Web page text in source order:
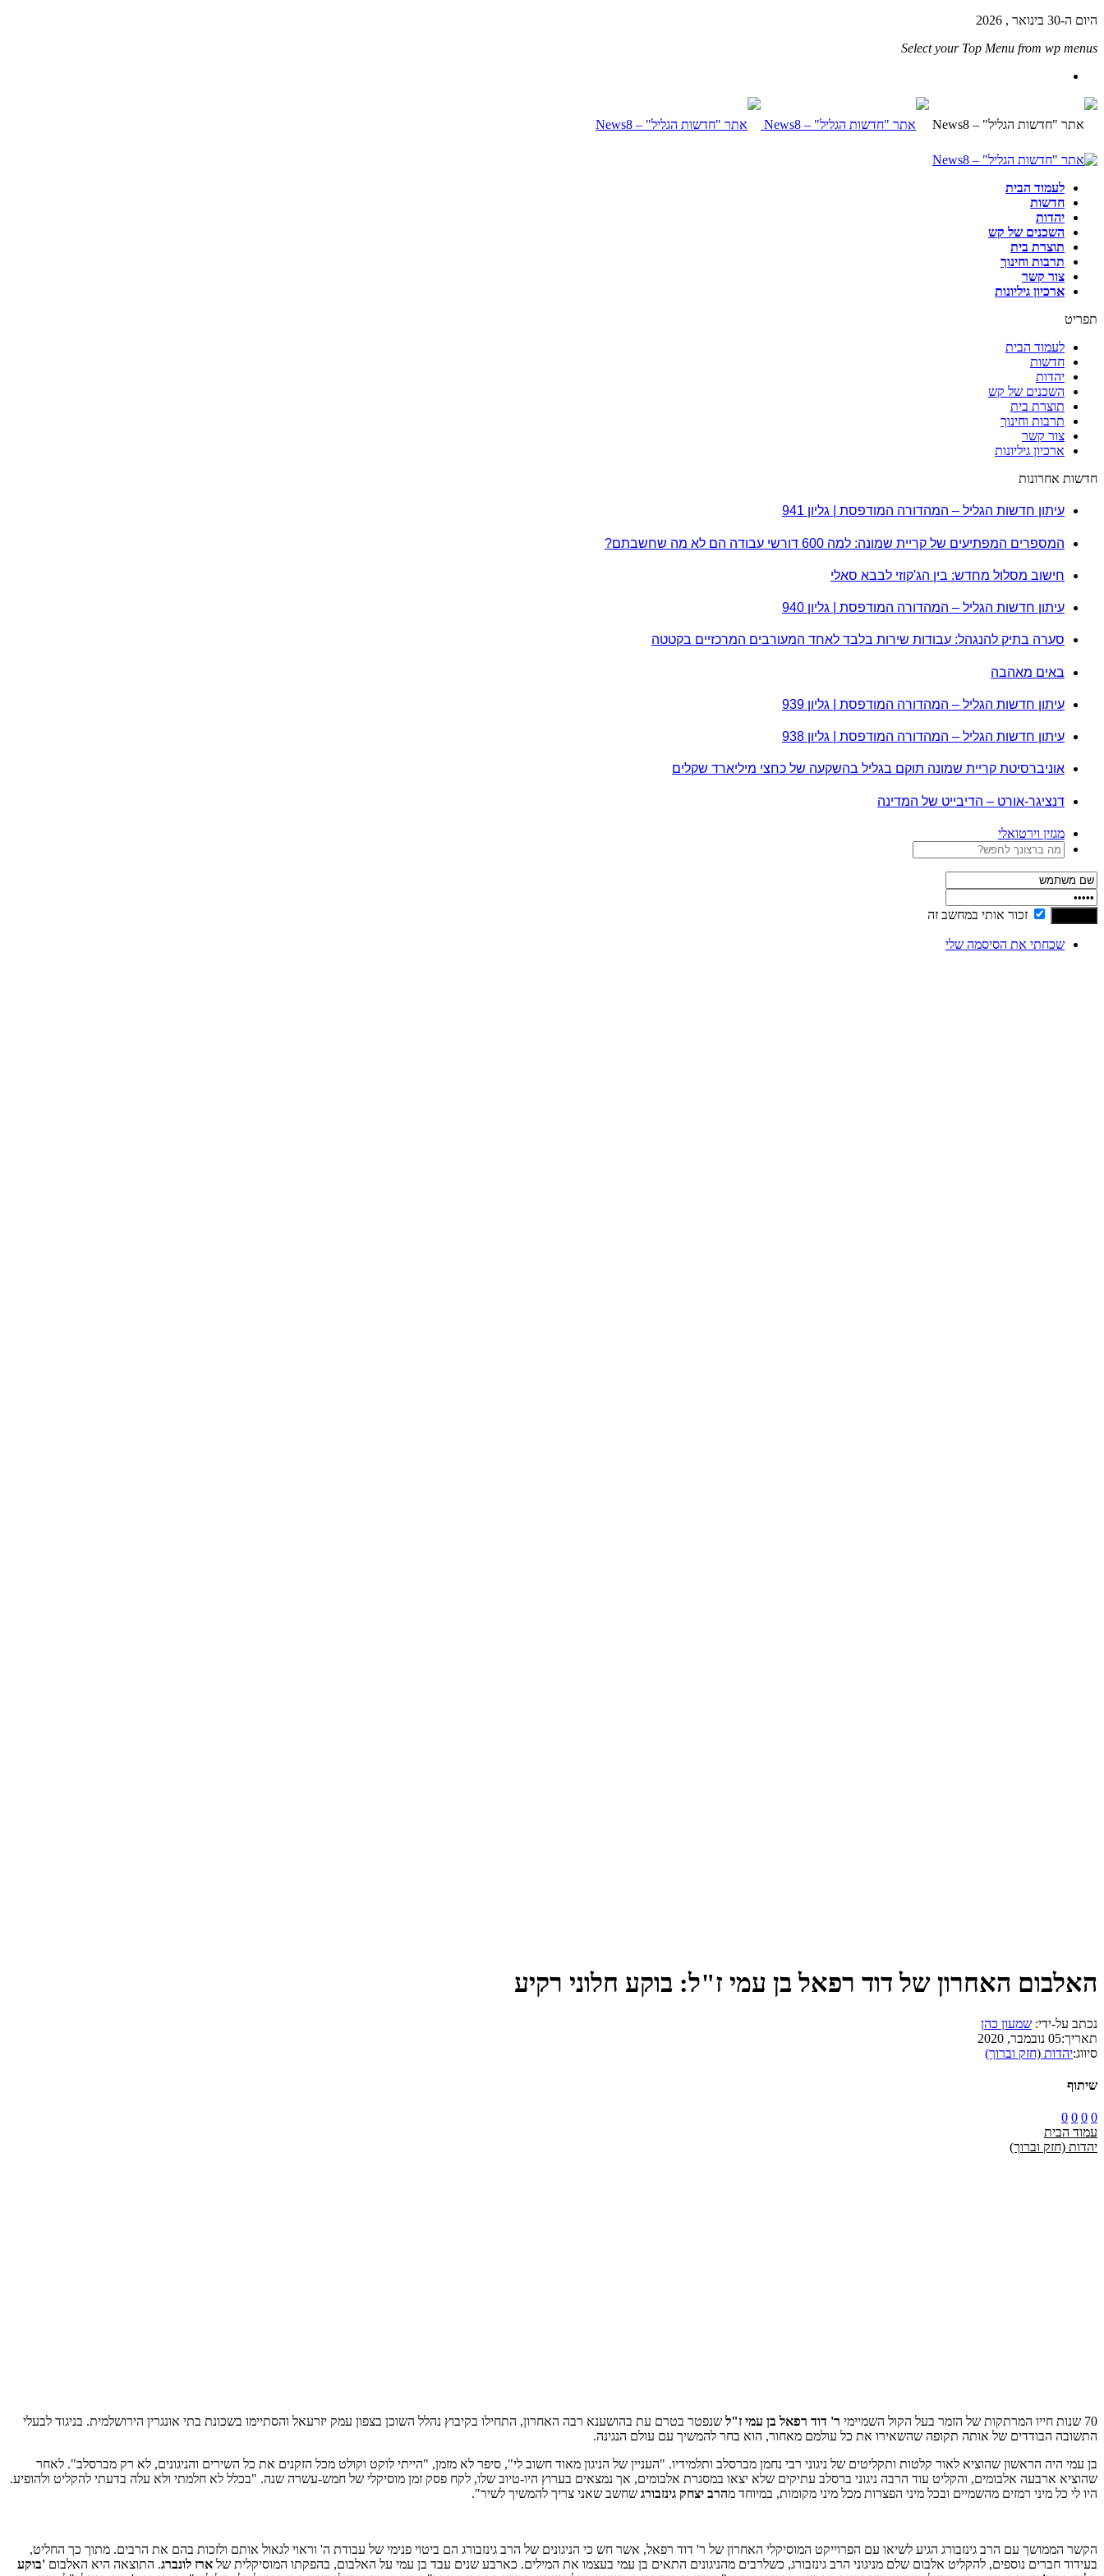
היום ה-30 בינואר , 2026
Select your Top Menu from wp menus
לעמוד הבית
חדשות
יהדות
השכנים של קש
תוצרת בית
תרבות וחינוך
צור קשר
ארכיון גיליונות
תפריט
לעמוד הבית
חדשות
יהדות
השכנים של קש
תוצרת בית
תרבות וחינוך
צור קשר
ארכיון גיליונות
חדשות אחרונות
עיתון חדשות הגליל – המהדורה המודפסת | גליון 941
המספרים המפתיעים של קריית שמונה: למה 600 דורשי עבודה הם לא מה שחשבתם?
חישוב מסלול מחדש: בין הג'קוזי לבבא סאלי
עיתון חדשות הגליל – המהדורה המודפסת | גליון 940
סערה בתיק להנגהל: עבודות שירות בלבד לאחד המעורבים המרכזיים בקטטה
באים מאהבה
עיתון חדשות הגליל – המהדורה המודפסת | גליון 939
עיתון חדשות הגליל – המהדורה המודפסת | גליון 938
אוניברסיטת קריית שמונה תוקם בגליל בהשקעה של כחצי מיליארד שקלים
דנציגר-אורט – הדיבייט של המדינה
מגזין וירטואלי
זכור אותי במחשב זה
שכחתי את הסיסמה שלי
האלבום האחרון של דוד רפאל בן עמי ז"ל: בוקע חלוני רקיע
נכתב על-ידי: שמעון כהן
תאריך:05 נובמבר, 2020
סיווג:יהדות (חזק וברוך)
שיתוף
0
0
0
0
עמוד הבית
יהדות (חזק וברוך)
70 שנות חייו המרתקות של הזמר בעל הקול השמיימי ר' דוד רפאל בן עמי ז"ל שנפטר בטרם עת בהושענא רבה האחרון, התחילו בקיבוץ נהלל השוכן בצפון עמק יזרעאל והסתיימו בשכונת בתי אונגרין הירושלמית. בניגוד לבעלי
התשובה הבודדים של אותה תקופה שהשאירו את כל עולמם מאחור, הוא בחר להמשיך עם עולם הנגינה.
בן עמי היה הראשון שהוציא לאור קלטות ותקליטים של ניגוני רבי נחמן מברסלב ותלמידיו. "העניין של הניגון מאוד חשוב לי", סיפר לא מזמן, "הייתי לוקט וקולט מכל הזקנים את כל השירים והניגונים, לא רק מברסלב". לאחר
שהוציא ארבעה אלבומים, והקליט עוד הרבה ניגוני ברסלב עתיקים שלא יצאו במסגרת אלבומים, אך נמצאים בערוץ היו-טיוב שלו, לקח פסק זמן מוסיקלי של חמש-עשרה שנה. "בכלל לא חלמתי ולא עלה בדעתי להקליט ולהופיע.
היו לי כל מיני רמזים מהשמיים ובכל מיני הפצרות מכל מיני מקומות, במיוחד מהרב יצחק גינזבורג שחשב שאני צריך להמשיך לשיר".
הקשר הממושך עם הרב גינזבורג הגיע לשיאו עם הפרוייקט המוסיקלי האחרון של ר' דוד רפאל, אשר חש כי הניגונים של הרב גינזבורג הם ביטוי פנימי של עבודת ה' וראוי לגאול אותם ולזכות בהם את הרבים. מתוך כך החליט,
בעידוד חברים נוספים, להקליט אלבום שלם מניגוני הרב גינזבורג, כשלרבים מהניגונים התאים בן עמי בעצמו את המילים. כארבע שנים עבד בן עמי על האלבום, בהפקתו המוסיקלית של ארז לונברג. התוצאה היא האלבום 'בוקע